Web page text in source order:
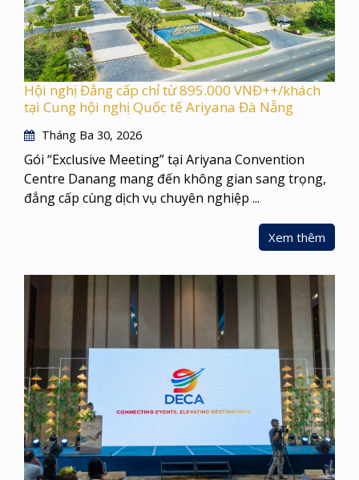
Hội nghị Đẳng cấp chỉ từ 895.000 VNĐ++/khách
tại Cung hội nghị Quốc tế Ariyana Đà Nẵng
Tháng Ba 30, 2026
Gói “Exclusive Meeting” tại Ariyana Convention
Centre Danang mang đến không gian sang trọng,
đẳng cấp cùng dịch vụ chuyên nghiệp ...
Xem thêm